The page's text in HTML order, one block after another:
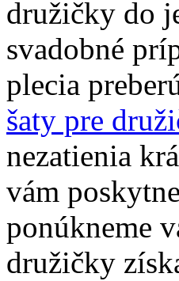
družičky do
svadobné
plecia
šaty pre
nezatienia
vám
ponúkneme
družičky